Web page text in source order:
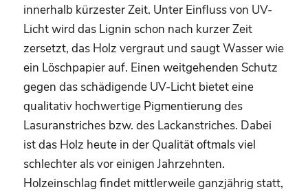
innerhalb kürzester Zeit. Unter Einfluss von UV-
Licht wird das Lignin schon nach kurzer Zeit
zersetzt, das Holz vergraut und saugt Wasser wie
ein Löschpapier auf. Einen weitgehenden Schutz
gegen das schädigende UV-Licht bietet eine
qualitativ hochwertige Pigmentierung des
Lasuranstriches bzw. des Lackanstriches. Dabei
ist das Holz heute in der Qualität oftmals viel
schlechter als vor einigen Jahrzehnten.
Holzeinschlag findet mittlerweile ganzjährig statt,